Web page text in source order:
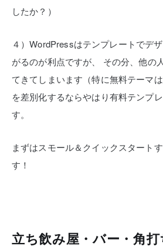
したか？）
４）WordPressはテンプレートでデ
がるのが利点ですが、
その分、他の
てきてしまいます（特に無料テーマは
を差別化するならやはり有料テンプ
す。
まずはスモール＆クイックスタート
す！
立ち飲み屋・バー・角打